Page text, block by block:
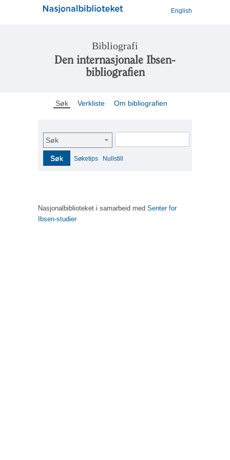
English
Bibliografi
Den internasjonale Ibsen-
bibliografien
Søk Verkliste Om bibliografien
Søk
Søk Søketips Nullstill
Nasjonalbiblioteket i samarbeid med Senter for
Ibsen-studier